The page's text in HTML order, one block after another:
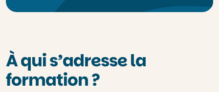
À qui s’adresse la
formation ?